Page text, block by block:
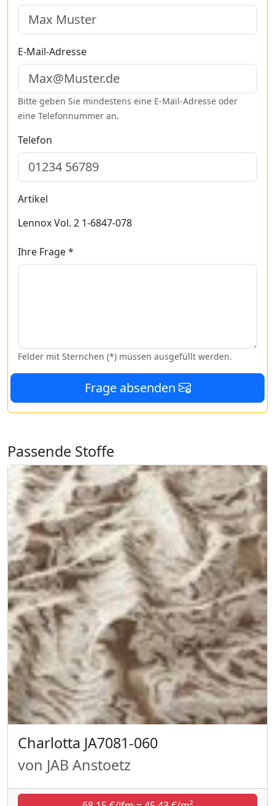
E-Mail-Adresse
Bitte geben Sie mindestens eine E-Mail-Adresse oder
eine Telefonnummer an.
Telefon
Artikel
Lennox Vol. 2 1-6847-078
Ihre Frage *
Felder mit Sternchen (*) müssen ausgefüllt werden.
Frage absenden
Passende Stoffe
Charlotta JA7081-060
von JAB Anstoetz